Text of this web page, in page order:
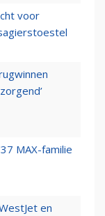
voor
MAX-familie
en